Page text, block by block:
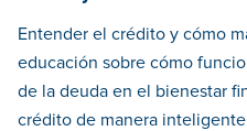
Entender el crédito y cómo
educación sobre cómo
de la deuda en el bienestar
crédito de manera